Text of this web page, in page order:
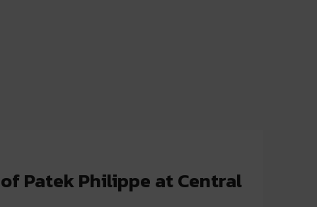
Patek Philippe at Central